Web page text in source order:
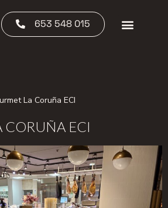
653 548 015
La Coruña ECI
ECI